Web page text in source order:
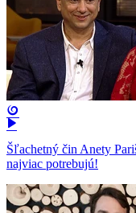
Šľachetný čin Anety
najviac potrebujú!